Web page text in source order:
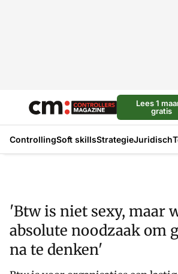
Lees 1
gratis
ControllingSoft skillsStrategieJuridisch
'Btw is niet sexy, maar
absolute noodzaak om
na te denken'